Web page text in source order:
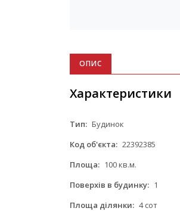
ОПИС
Характеристики
Тип: Будинок
Код об'єкта: 22392385
Площа: 100 кв.м.
Поверхів в будинку: 1
Площа ділянки: 4 сот